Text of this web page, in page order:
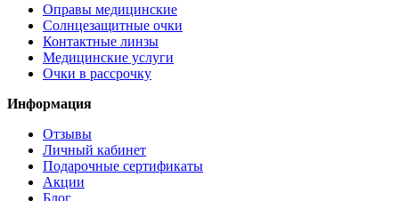
Оправы медицинские
Солнцезащитные очки
Контактные линзы
Медицинские услуги
Очки в рассрочку
Информация
Отзывы
Личный кабинет
Подарочные сертификаты
Акции
Блог